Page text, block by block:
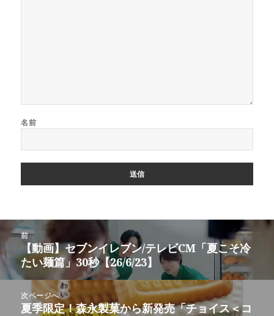
名前
稿
ナ
前
前
の
投
稿:
【動画】セブンイレブン/テレビCM「夏こそ冷
たい麺篇」30秒【26/6/23】
次ページへ
次
夏季限定！森永製菓から新発売「チョイス＜コ